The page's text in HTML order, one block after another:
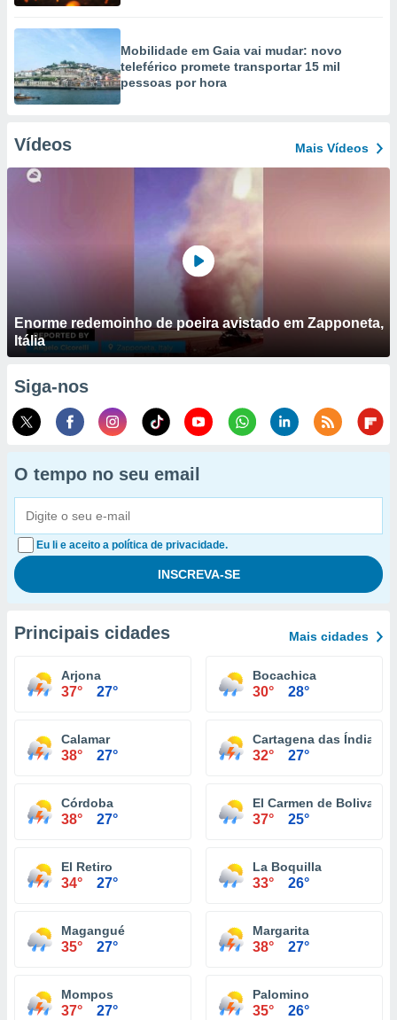
Mobilidade em Gaia vai mudar: novo
teleférico promete transportar 15 mil
pessoas por hora
Vídeos Mais Vídeos
Enorme redemoinho de poeira avistado em Zapponeta,
Itália
Siga-nos
O tempo no seu email
Eu li e aceito a política de privacidade.
Principais cidades Mais cidades
Arjona
37° 27°
Bocachica
30° 28°
Calamar
38° 27°
Cartagena das Índias
32° 27°
Córdoba
38° 27°
El Carmen de Bolivar
37° 25°
El Retiro
34° 27°
La Boquilla
33° 26°
Magangué
35° 27°
Margarita
38° 27°
Mompos
37° 27°
Palomino
35° 26°